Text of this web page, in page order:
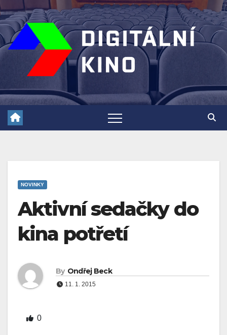
Skip
to
content
NOVINKY
Aktivní sedačky do
kina potřetí
By Ondřej Beck
11. 1. 2015
0